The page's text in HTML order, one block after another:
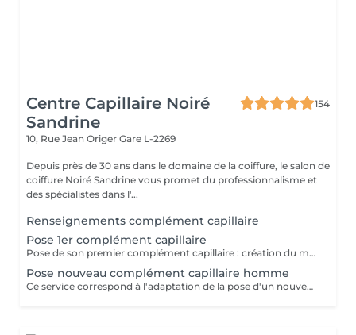
Centre Capillaire Noiré
Sandrine
154
10, Rue Jean Origer Gare L-2269
Depuis près de 30 ans dans le domaine de la coiffure, le salon de
coiffure Noiré Sandrine vous promet du professionnalisme et
des spécialistes dans l'...
Renseignements complément capillaire
Pose 1er complément capillaire
Pose de son premier complément capillaire : création du moule de la tête, adaptation sur-mesure du complément et pose du complément. Si nécessaire il faut également réserver le service "coupe nouveau complément" pour effectuer la coupe des cheveux.
Pose nouveau complément capillaire homme
Ce service correspond à l'adaptation de la pose d'un nouveau complément capillaire (pour un client étant déjà porteur et disposant d'un module de sa tête), sans le prix de la prothèse. Il est également nécessaire de reserver la coupe de celui-ci -> "coupe nouveau complément"